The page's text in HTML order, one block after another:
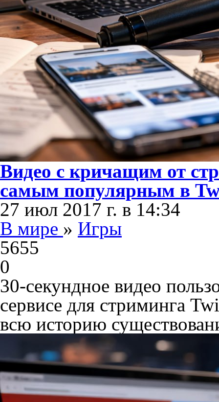
Видео с кричащим от
самым популярным в
27 июл 2017 г. в 14:34
В мире » Игры
5655
0
30-секундное видео
сервисе для стриминга
всю историю